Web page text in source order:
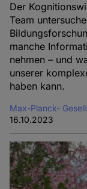
Der
Team
manche
nehmen – und
unserer
haben kann.
Max-Planck-
16.10.2023